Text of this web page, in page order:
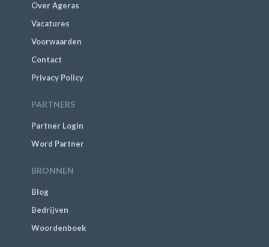
Over Ageras
Vacatures
Voorwaarden
Contact
Privacy Policy
PARTNERS
Partner Login
Word Partner
BRONNEN
Blog
Bedrijven
Woordenboek